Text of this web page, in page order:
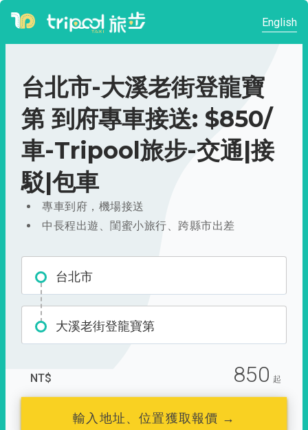
English
台北市-大溪老街登龍寶
第 到府專車接送: $850/
車-Tripool旅步-交通|接
駁|包車
專車到府，機場接送
中長程出遊、閨蜜小旅行、跨縣市出差
台北市
大溪老街登龍寶第
NT$ 850 起
輸入地址、位置獲取報價 →